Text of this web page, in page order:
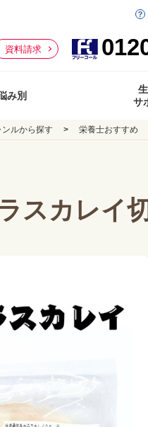
資料請求
み別
サ
ンルから探す 栄養士おすすめ
スカレイ